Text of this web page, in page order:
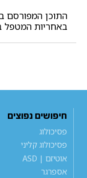
התוכן המפורסם
באחריות המטפל
חיפושים נפוצים
פסיכולוג
פסיכולוג קליני
אוטיזם | ASD
אספרגר